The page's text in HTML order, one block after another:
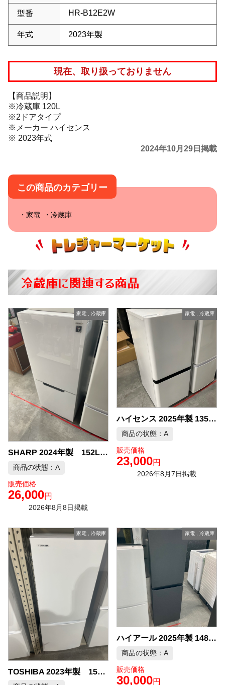
型番 HR-B12E2W
年式 2023年製
現在、取り扱っておりません
【商品説明】
※冷蔵庫 120L
※2ドアタイプ
※メーカー ハイセンス
※ 2023年式
2024年10月29日掲載
この商品のカテゴリー
家電 冷蔵庫
冷蔵庫に関連する商品
家電, 冷蔵庫
SHARP 2024年製 152L 冷凍冷蔵庫 中古品販売
商品の状態：A
販売価格
26,000円
2026年8月8日掲載
家電 冷蔵庫
ハイセンス 2025年製 135L 冷蔵庫 中古品販売
商品の状態：A
販売価格
23,000円
2026年8月7日掲載
家電, 冷蔵庫
TOSHIBA 2023年製 153L 冷凍冷蔵庫 中古品販売
家電 冷蔵庫
ハイアール 2025年製 148L 冷蔵庫 中古品販売
商品の状態：A
販売価格
30,000円